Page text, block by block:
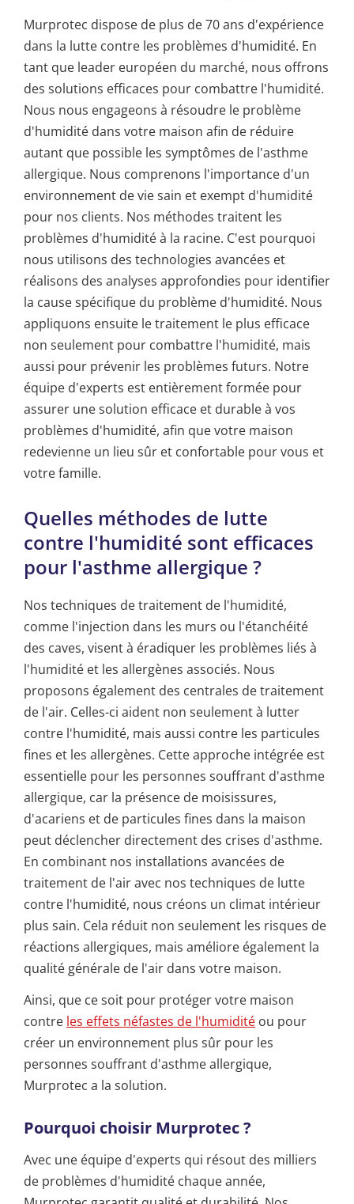
Murprotec dispose de plus de 70 ans d'expérience
dans la lutte contre les problèmes d'humidité. En
tant que leader européen du marché, nous offrons
des solutions efficaces pour combattre l'humidité.
Nous nous engageons à résoudre le problème
d'humidité dans votre maison afin de réduire
autant que possible les symptômes de l'asthme
allergique. Nous comprenons l'importance d'un
environnement de vie sain et exempt d'humidité
pour nos clients. Nos méthodes traitent les
problèmes d'humidité à la racine. C'est pourquoi
nous utilisons des technologies avancées et
réalisons des analyses approfondies pour identifier
la cause spécifique du problème d'humidité. Nous
appliquons ensuite le traitement le plus efficace
non seulement pour combattre l'humidité, mais
aussi pour prévenir les problèmes futurs. Notre
équipe d'experts est entièrement formée pour
assurer une solution efficace et durable à vos
problèmes d'humidité, afin que votre maison
redevienne un lieu sûr et confortable pour vous et
votre famille.
Quelles méthodes de lutte
contre l'humidité sont efficaces
pour l'asthme allergique ?
Nos techniques de traitement de l'humidité,
comme l'injection dans les murs ou l'étanchéité
des caves, visent à éradiquer les problèmes liés à
l'humidité et les allergènes associés. Nous
proposons également des centrales de traitement
de l'air. Celles-ci aident non seulement à lutter
contre l'humidité, mais aussi contre les particules
fines et les allergènes. Cette approche intégrée est
essentielle pour les personnes souffrant d'asthme
allergique, car la présence de moisissures,
d'acariens et de particules fines dans la maison
peut déclencher directement des crises d'asthme.
En combinant nos installations avancées de
traitement de l'air avec nos techniques de lutte
contre l'humidité, nous créons un climat intérieur
plus sain. Cela réduit non seulement les risques de
réactions allergiques, mais améliore également la
qualité générale de l'air dans votre maison.
Ainsi, que ce soit pour protéger votre maison
contre les effets néfastes de l'humidité ou pour
créer un environnement plus sûr pour les
personnes souffrant d'asthme allergique,
Murprotec a la solution.
Pourquoi choisir Murprotec ?
Avec une équipe d'experts qui résout des milliers
de problèmes d'humidité chaque année,